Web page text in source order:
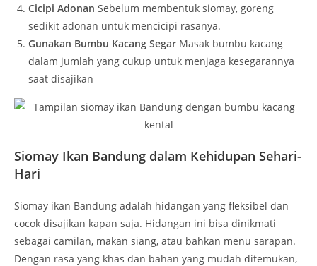
Cicipi Adonan Sebelum membentuk siomay, goreng
sedikit adonan untuk mencicipi rasanya.
Gunakan Bumbu Kacang Segar Masak bumbu kacang
dalam jumlah yang cukup untuk menjaga kesegarannya
saat disajikan
Siomay Ikan Bandung dalam Kehidupan Sehari-
Hari
Siomay ikan Bandung adalah hidangan yang fleksibel dan
cocok disajikan kapan saja. Hidangan ini bisa dinikmati
sebagai camilan, makan siang, atau bahkan menu sarapan.
Dengan rasa yang khas dan bahan yang mudah ditemukan,